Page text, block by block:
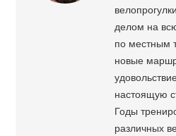
делом на
по местным
новые
настоящую
Годы
различных